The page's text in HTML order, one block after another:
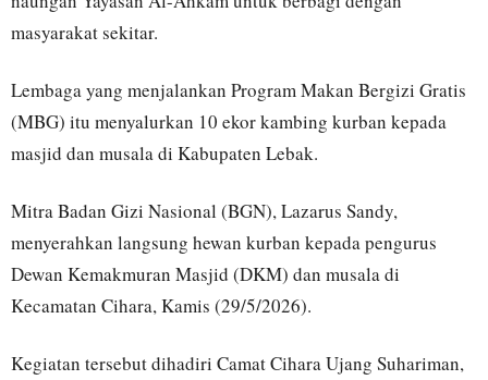
masyarakat sekitar.
Lembaga yang menjalankan Program Makan Bergizi Gratis
(MBG) itu menyalurkan 10 ekor kambing kurban kepada
masjid dan musala di Kabupaten Lebak.
Mitra Badan Gizi Nasional (BGN), Lazarus Sandy,
menyerahkan langsung hewan kurban kepada pengurus
Dewan Kemakmuran Masjid (DKM) dan musala di
Kecamatan Cihara, Kamis (29/5/2026).
Kegiatan tersebut dihadiri Camat Cihara Ujang Suhariman,